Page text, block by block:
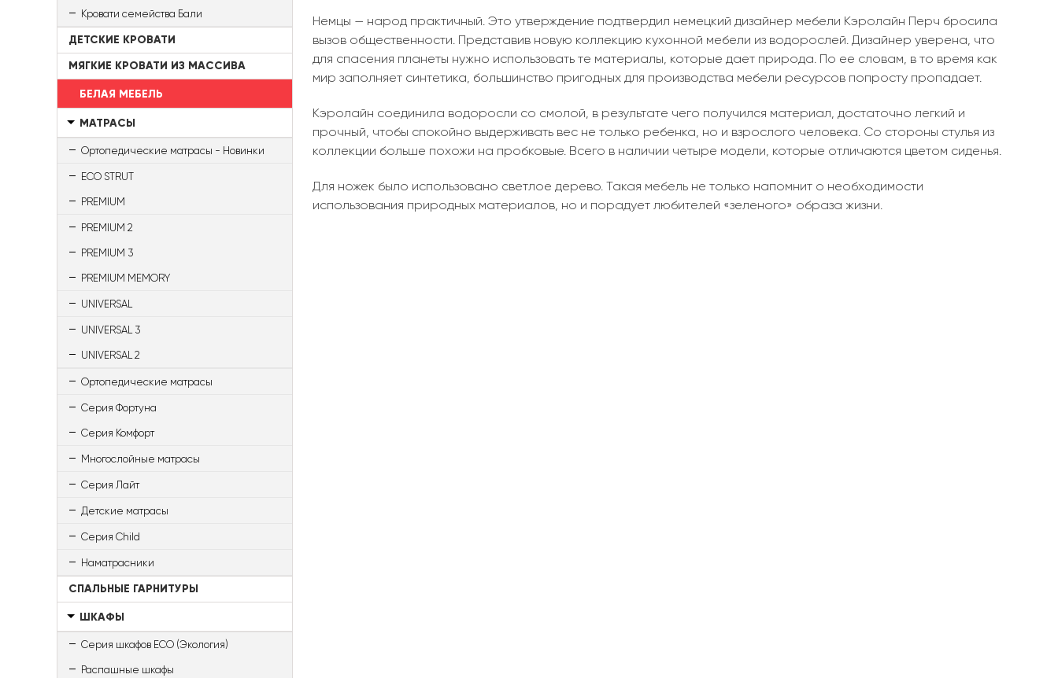
Кровати семейства Бали
ДЕТСКИЕ КРОВАТИ
МЯГКИЕ КРОВАТИ ИЗ МАССИВА
БЕЛАЯ МЕБЕЛЬ
МАТРАСЫ
Ортопедические матрасы - Новинки
ECO STRUT
PREMIUM
PREMIUM 2
PREMIUM 3
PREMIUM MEMORY
UNIVERSAL
UNIVERSAL 3
UNIVERSAL 2
Ортопедические матрасы
Серия Фортуна
Серия Комфорт
Многослойные матрасы
Серия Лайт
Детские матрасы
Серия Child
Наматрасники
СПАЛЬНЫЕ ГАРНИТУРЫ
ШКАФЫ
Серия шкафов ECO (Экология)
Распашные шкафы
Немцы — народ практичный. Это утверждение подтвердил немецкий дизайнер мебели Кэролайн Перч бросила
вызов общественности. Представив новую коллекцию кухонной мебели из водорослей. Дизайнер уверена, что
для спасения планеты нужно использовать те материалы, которые дает природа. По ее словам, в то время как
мир заполняет синтетика, большинство пригодных для производства мебели ресурсов попросту пропадает.
Кэролайн соединила водоросли со смолой, в результате чего получился материал, достаточно легкий и
прочный, чтобы спокойно выдерживать вес не только ребенка, но и взрослого человека. Со стороны стулья из
коллекции больше похожи на пробковые. Всего в наличии четыре модели, которые отличаются цветом сиденья.
Для ножек было использовано светлое дерево. Такая мебель не только напомнит о необходимости
использования природных материалов, но и порадует любителей «зеленого» образа жизни.